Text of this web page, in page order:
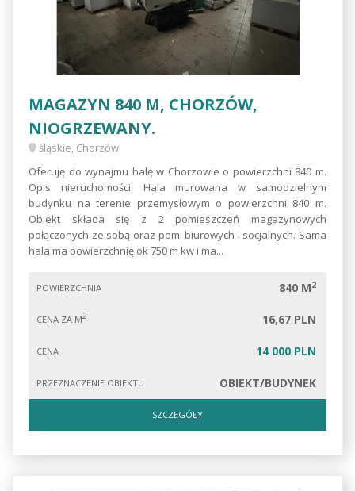
MAGAZYN 840 M, CHORZÓW,
NIOGRZEWANY.
śląskie, Chorzów
Oferuję do wynajmu halę w Chorzowie o powierzchni 840 m.
Opis nieruchomości: Hala murowana w samodzielnym
budynku na terenie przemysłowym o powierzchni 840 m.
Obiekt składa się z 2 pomieszczeń magazynowych
połączonych ze sobą oraz pom. biurowych i socjalnych. Sama
hala ma powierzchnię ok 750 m kw i ma...
POWIERZCHNIA 840 M2
CENA ZA M2 16,67 PLN
CENA 14 000 PLN
PRZEZNACZENIE OBIEKTU OBIEKT/BUDYNEK
SZCZEGÓŁY